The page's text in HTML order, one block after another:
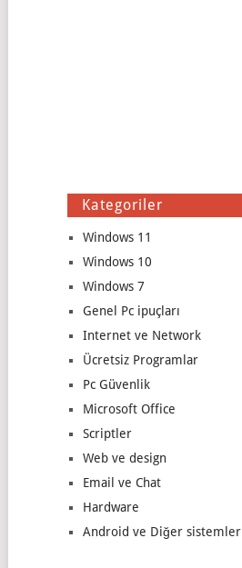
Kategoriler
Windows 11
Windows 10
Windows 7
Genel Pc ipuçları
Internet ve Network
Ücretsiz Programlar
Pc Güvenlik
Microsoft Office
Scriptler
Web ve design
Email ve Chat
Hardware
Android ve Diğer sistemler